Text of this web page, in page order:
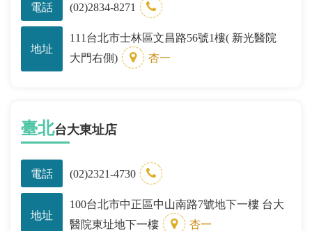
電話 (02)2834-8271
地址
111台北市士林區文昌路56號1樓( 新光醫院
大門右側)
杏一
臺北台大東址店
電話 (02)2321-4730
地址
100台北市中正區中山南路7號地下一樓 台大
醫院東址地下一樓
杏一